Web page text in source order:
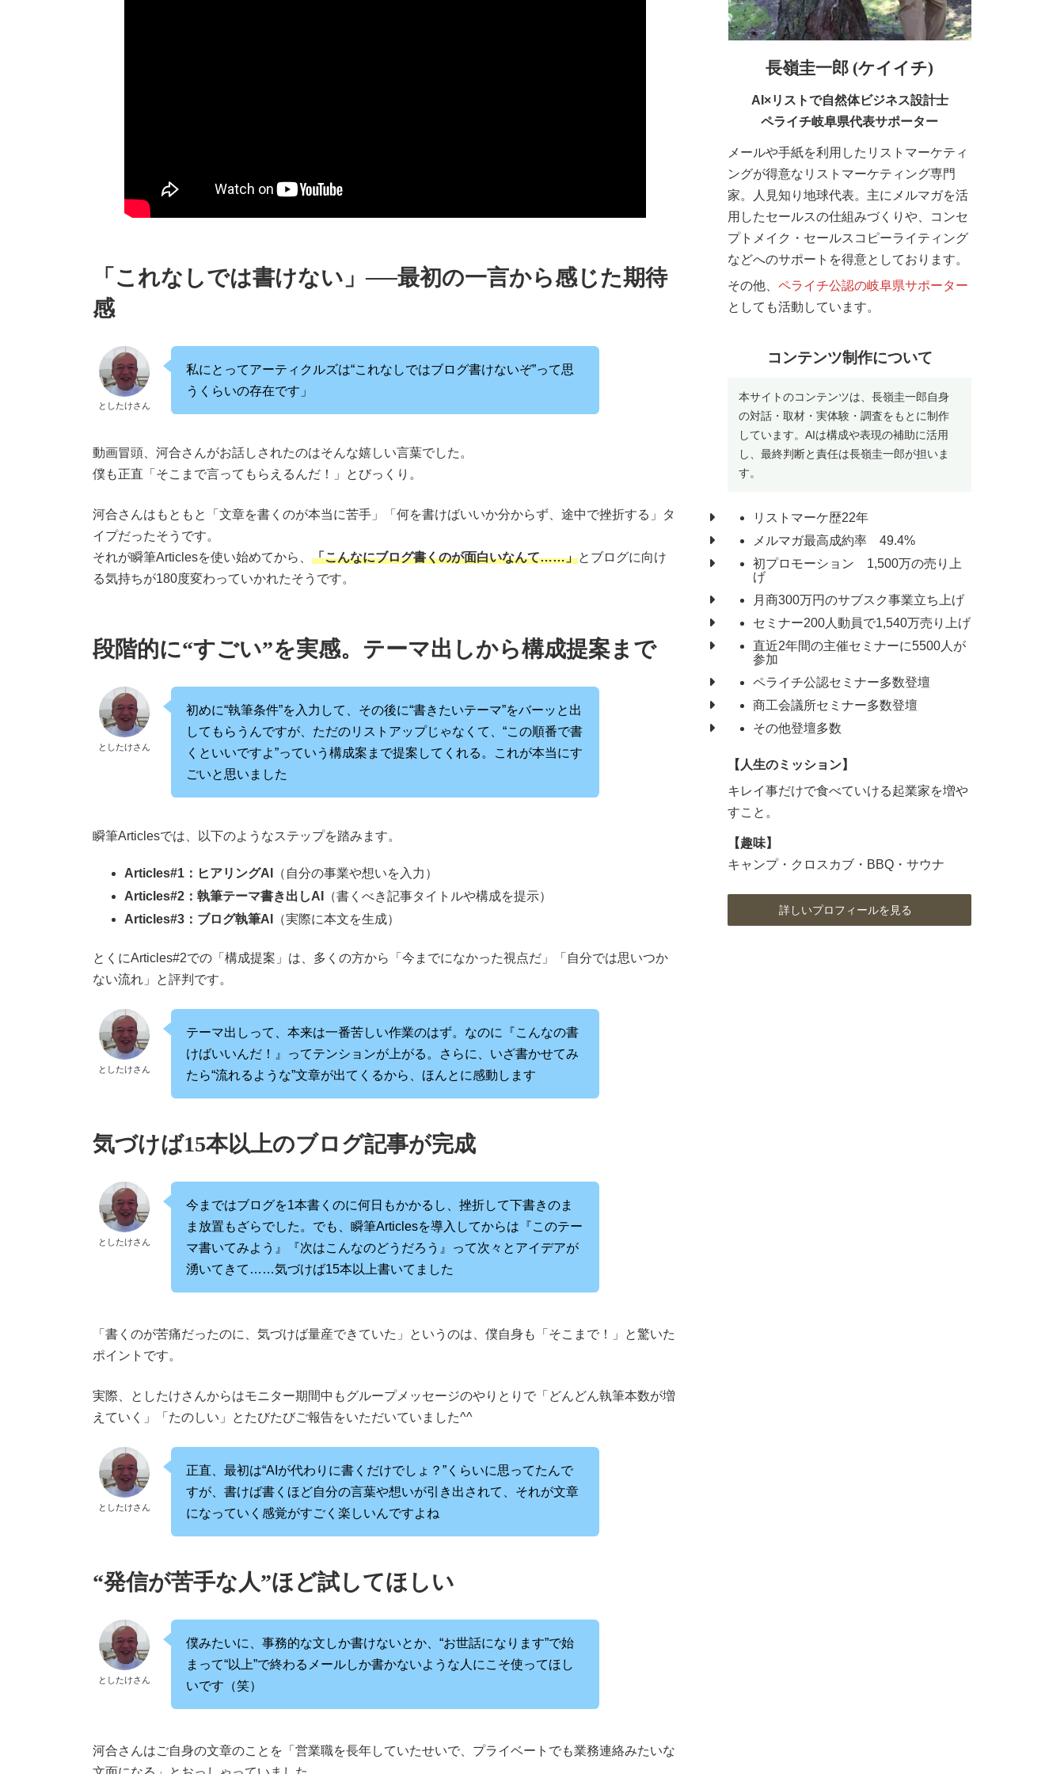
「これなしでは書けない」──最初の一言から感じた期待
感
としたけさん
私にとってアーティクルズは“これなしではブログ書けないぞ”って思
うくらいの存在です」
動画冒頭、河合さんがお話しされたのはそんな嬉しい言葉でした。
僕も正直「そこまで言ってもらえるんだ！」とびっくり。
河合さんはもともと「文章を書くのが本当に苦手」「何を書けばいいか分からず、途中で挫折する」タ
イプだったそうです。
それが瞬筆Articlesを使い始めてから、 「こんなにブログ書くのが面白いなんて……」とブログに向け
る気持ちが180度変わっていかれたそうです。
段階的に“すごい”を実感。テーマ出しから構成提案まで
としたけさん
初めに“執筆条件”を入力して、その後に“書きたいテーマ”をバーッと出
してもらうんですが、ただのリストアップじゃなくて、“この順番で書
くといいですよ”っていう構成案まで提案してくれる。これが本当にす
ごいと思いました
瞬筆Articlesでは、以下のようなステップを踏みます。
Articles#1：ヒアリングAI
（自分の事業や想いを入力）
Articles#2：執筆テーマ書き出しAI
（書くべき記事タイトルや構成を提示）
Articles#3：ブログ執筆AI
（実際に本文を生成）
とくにArticles#2での「構成提案」は、多くの方から「今までになかった視点だ」「自分では思いつか
ない流れ」と評判です。
としたけさん
テーマ出しって、本来は一番苦しい作業のはず。なのに『こんなの書
けばいいんだ！』ってテンションが上がる。さらに、いざ書かせてみ
たら“流れるような”文章が出てくるから、ほんとに感動します
気づけば15本以上のブログ記事が完成
としたけさん
今まではブログを1本書くのに何日もかかるし、挫折して下書きのま
ま放置もざらでした。でも、瞬筆Articlesを導入してからは『このテー
マ書いてみよう』『次はこんなのどうだろう』って次々とアイデアが
湧いてきて……気づけば15本以上書いてました
「書くのが苦痛だったのに、気づけば量産できていた」というのは、僕自身も「そこまで！」と驚いた
ポイントです。
実際、としたけさんからはモニター期間中もグループメッセージのやりとりで「どんどん執筆本数が増
えていく」「たのしい」とたびたびご報告をいただいていました^^
としたけさん
正直、最初は“AIが代わりに書くだけでしょ？”くらいに思ってたんで
すが、書けば書くほど自分の言葉や想いが引き出されて、それが文章
になっていく感覚がすごく楽しいんですよね
“発信が苦手な人”ほど試してほしい
としたけさん
僕みたいに、事務的な文しか書けないとか、“お世話になります”で始
まって“以上”で終わるメールしか書かないような人にこそ使ってほし
いです（笑）
河合さんはご自身の文章のことを「営業職を長年していたせいで、プライベートでも業務連絡みたいな
長嶺圭一郎 (ケイイチ)
AI×リストで自然体ビジネス設計士
ペライチ岐阜県代表サポーター
メールや手紙を利用したリストマーケティ
ングが得意なリストマーケティング専門
家。人見知り地球代表。主にメルマガを活
用したセールスの仕組みづくりや、コンセ
プトメイク・セールスコピーライティング
などへのサポートを得意としております。
その他、ペライチ公認の岐阜県サポーター
としても活動しています。
コンテンツ制作について
本サイトのコンテンツは、長嶺圭一郎自身
の対話・取材・実体験・調査をもとに制作
しています。AIは構成や表現の補助に活用
し、最終判断と責任は長嶺圭一郎が担いま
す。
リストマーケ歴22年
メルマガ最高成約率 49.4%
初プロモーション 1,500万の売り上
げ
月商300万円のサブスク事業立ち上げ
セミナー200人動員で1,540万売り上げ
直近2年間の主催セミナーに5500人が
参加
ペライチ公認セミナー多数登壇
商工会議所セミナー多数登壇
その他登壇多数
【人生のミッション】
キレイ事だけで食べていける起業家を増や
すこと。
【趣味】
キャンプ・クロスカブ・BBQ・サウナ
詳しいプロフィールを見る